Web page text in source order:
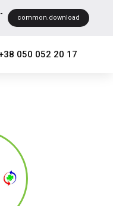
common.download
050 052 20 17